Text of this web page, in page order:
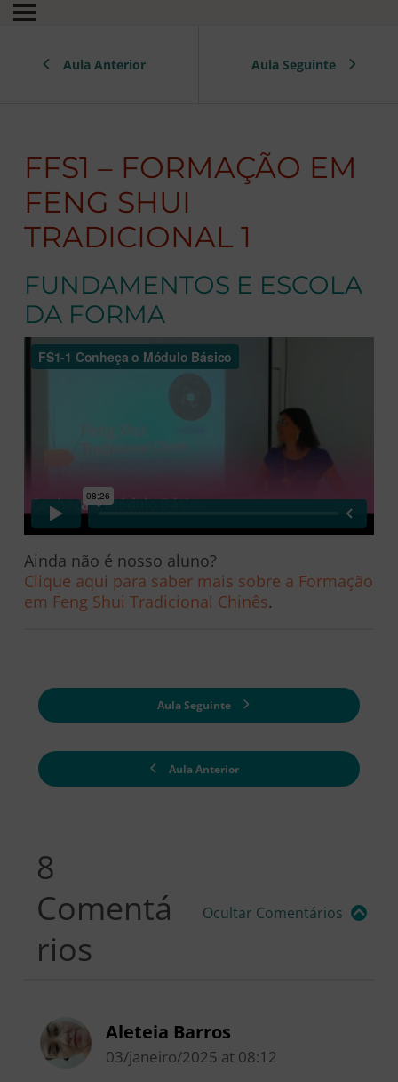
Aula Anterior Aula Seguinte
FFS1 – FORMAÇÃO EM
FENG SHUI
TRADICIONAL 1
FUNDAMENTOS E ESCOLA
DA FORMA
Ainda não é nosso aluno?
Clique aqui para saber mais sobre a Formação
em Feng Shui Tradicional Chinês.
Aula Anterior
Aula Seguinte
8
Comentá
rios
Ocultar Comentários
Aleteia Barros
03/janeiro/2025 at 08:12